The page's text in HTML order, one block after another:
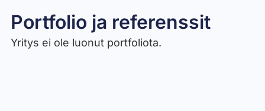
Portfolio ja referenssit
Yritys ei ole luonut portfoliota.